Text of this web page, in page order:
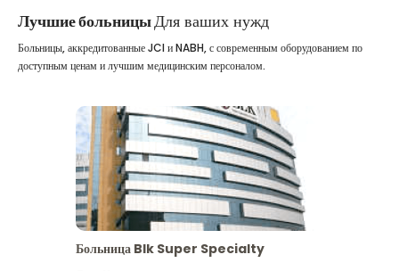
Лучшие больницыДля ваших нужд
Больницы, аккредитованные JCI и NABH, с современным оборудованием по
доступным ценам и лучшим медицинским персоналом.
Больница Blk Super Specialty